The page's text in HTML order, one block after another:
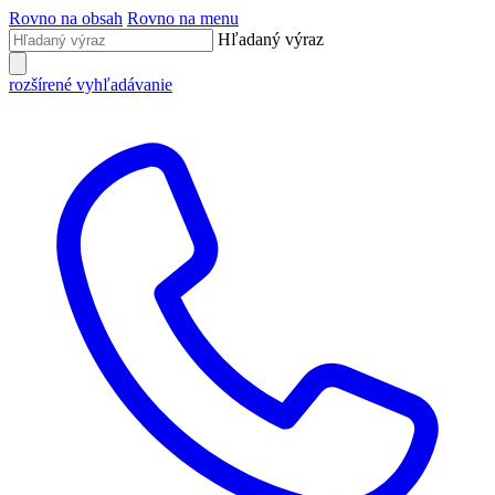
Rovno na obsah Rovno na menu
Hľadaný výraz
rozšírené vyhľadávanie